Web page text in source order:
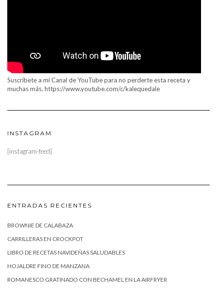
Suscríbete a mi Canal de YouTube para no perderte esta receta y
muchas más. https://www.youtube.com/c/kalequedale
INSTAGRAM
[instagram-feed]
ENTRADAS RECIENTES
BROWNIE DE CALABAZA
CARRILLERAS EN CROCKPOT
LIBRO DE RECETAS NAVIDEÑAS SALUDABLES
HOJALDRE FINO DE MANZANA
ROMANESCO GRATINADO CON BECHAMEL EN LA AIRFRYER